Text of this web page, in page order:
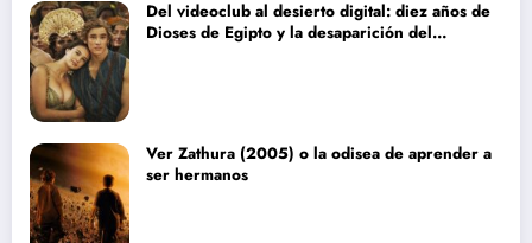
Del videoclub al desierto digital: diez años de
Dioses de Egipto y la desaparición del
Ver Zathura (2005) o la odisea de aprender a
ser hermanos